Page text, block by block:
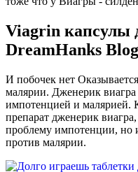
Viagrin капсулы
DreamHanks Blog
И побочек нет
малярии. Дженерик виагра
импотенцией и малярией.
препарат дженерик
проблему импотенции, но
против малярии.